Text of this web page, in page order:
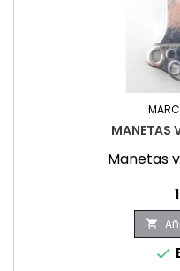
MANETAS
Manetas

